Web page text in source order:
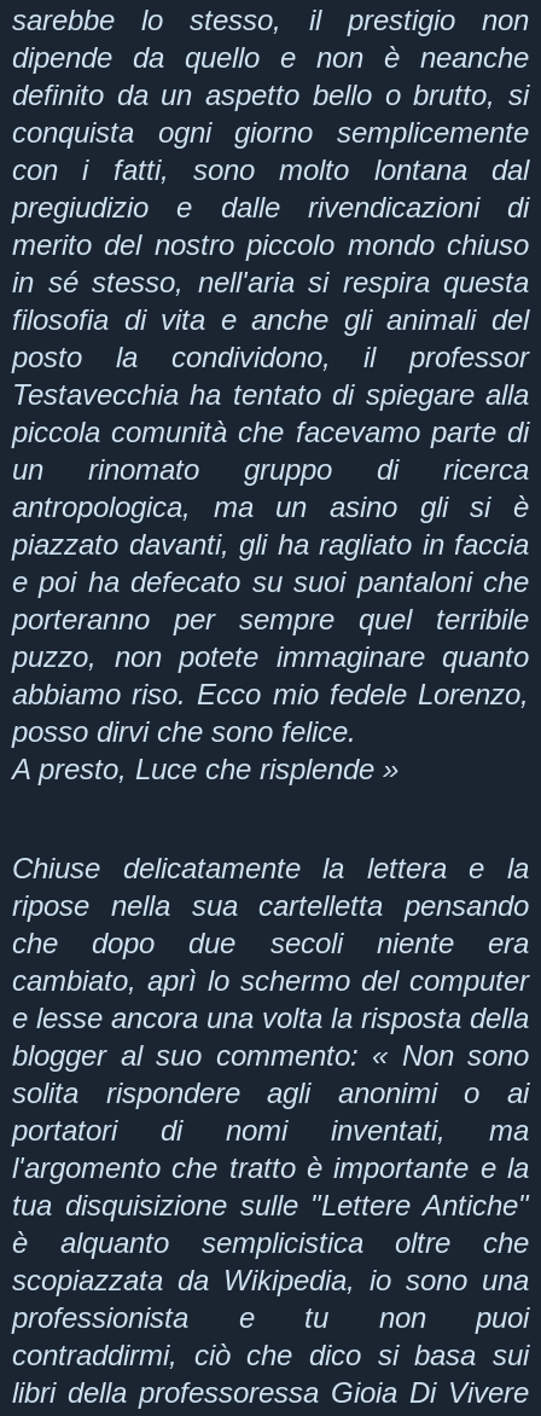
sarebbe lo stesso, il prestigio non
dipende da quello e non è neanche
definito da un aspetto bello o brutto, si
conquista ogni giorno semplicemente
con i fatti, sono molto lontana dal
pregiudizio e dalle rivendicazioni di
merito del nostro piccolo mondo chiuso
in sé stesso, nell'aria si respira questa
filosofia di vita e anche gli animali del
posto la condividono, il professor
Testavecchia ha tentato di spiegare alla
piccola comunità che facevamo parte di
un rinomato gruppo di ricerca
antropologica, ma un asino gli si è
piazzato davanti, gli ha ragliato in faccia
e poi ha defecato su suoi pantaloni che
porteranno per sempre quel terribile
puzzo, non potete immaginare quanto
abbiamo riso. Ecco mio fedele Lorenzo,
posso dirvi che sono felice.
A presto, Luce che risplende »
Chiuse delicatamente la lettera e la
ripose nella sua cartelletta pensando
che dopo due secoli niente era
cambiato, aprì lo schermo del computer
e lesse ancora una volta la risposta della
blogger al suo commento: « Non sono
solita rispondere agli anonimi o ai
portatori di nomi inventati, ma
l'argomento che tratto è importante e la
tua disquisizione sulle "Lettere Antiche"
è alquanto semplicistica oltre che
scopiazzata da Wikipedia, io sono una
professionista e tu non puoi
contraddirmi, ciò che dico si basa sui
libri della professoressa Gioia Di Vivere